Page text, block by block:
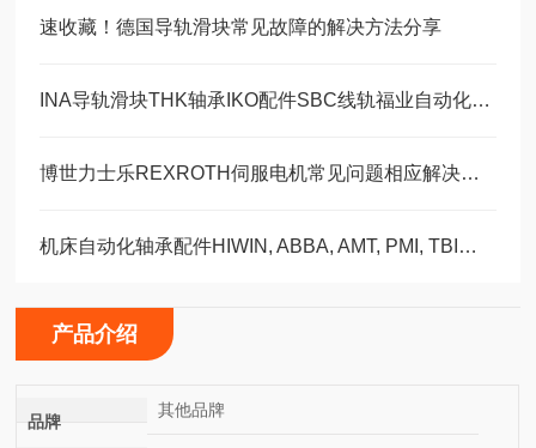
速收藏！德国导轨滑块常见故障的解决方法分享
INA导轨滑块THK轴承IKO配件SBC线轨福业自动化选型
博世力士乐REXROTH伺服电机常见问题相应解决方法分享
机床自动化轴承配件HIWIN, ABBA, AMT, PMI, TBI滑块导轨丝杠
产品介绍
品牌
其他品牌